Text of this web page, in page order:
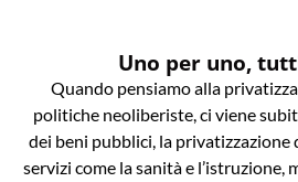
Uno per uno,
Quando pensiamo alla
politiche neoliberiste, ci viene
dei beni pubblici, la privatizzazione
servizi come la sanità e l’istruzione,